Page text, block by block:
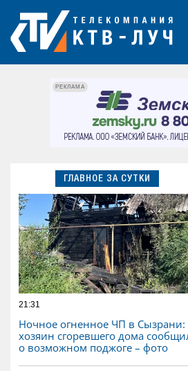
РЕКЛАМА
ГЛАВНОЕ ЗА СУТКИ
21:31
Ночное огненное ЧП в Сызрани:
хозяин сгоревшего дома
о возможном поджоге – фото